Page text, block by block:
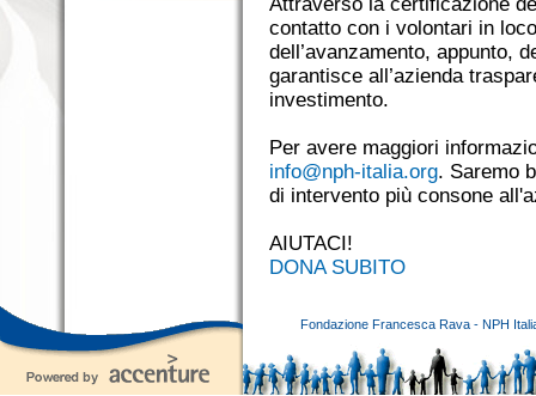
contatto con i volontari in
dell’avanzamento, appunto,
garantisce all’azienda
investimento.
Per avere maggiori
info@nph-italia.org. Saremo
di intervento più consone
AIUTACI!
DONA SUBITO
Fondazione Francesca Rava - NPH